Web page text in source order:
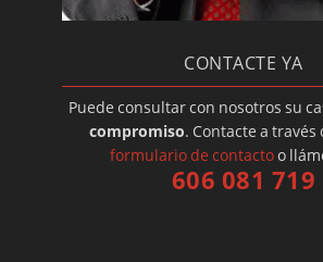
CONTACTE YA
Puede consultar con nosotros su
compromiso. Contacte a
formulario de contactoo
606 081 719